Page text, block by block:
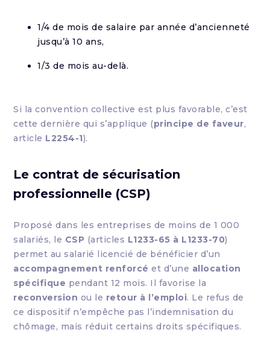
1/4 de mois de salaire par année d’ancienneté
jusqu’à 10 ans,
1/3 de mois au-delà.
Si la convention collective est plus favorable, c’est
cette dernière qui s’applique (principe de faveur,
article L2254-1).
Le contrat de sécurisation
professionnelle (CSP)
Proposé dans les entreprises de moins de 1 000
salariés, le CSP (articles L1233-65 à L1233-70)
permet au salarié licencié de bénéficier d’un
accompagnement renforcé et d’une allocation
spécifique pendant 12 mois. Il favorise la
reconversion ou le retour à l’emploi. Le refus de
ce dispositif n’empêche pas l’indemnisation du
chômage, mais réduit certains droits spécifiques.